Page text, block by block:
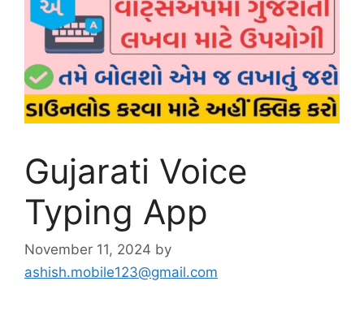
Gujarati Voice
Typing App
November 11, 2024 by
ashish.mobile123@gmail.com